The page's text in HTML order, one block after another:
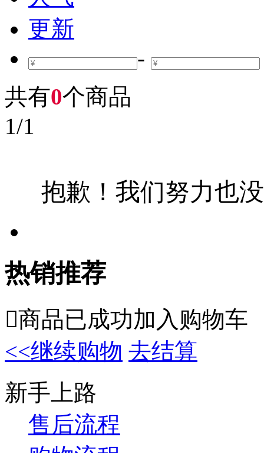
更新
-
共有0个商品
1/1
抱歉！我们努力也
热销推荐
商品已成功加入购物车
<<继续购物 去结算
新手上路
售后流程